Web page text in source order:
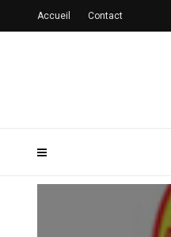
Accueil Contact